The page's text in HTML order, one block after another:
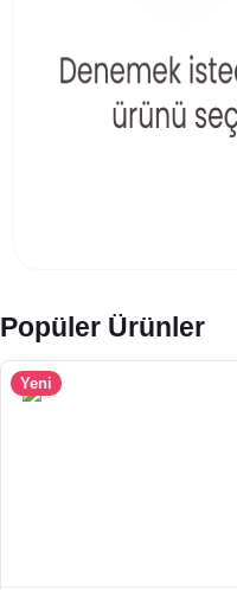
Popüler Ürünler
Yeni